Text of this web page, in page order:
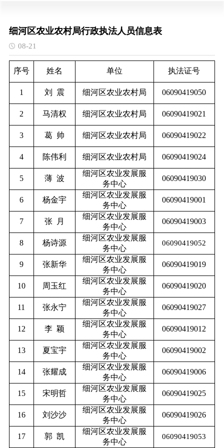
细河区农业农村局行政执法人员信息表
08-21
序号 姓名 单位 执法证号
1 刘 震 细河区农业农村局 06090419050
2 马清权 细河区农业农村局 06090419021
3 葛 帅 细河区农业农村局 06090419022
4 陈伟利 细河区农业农村局 06090419024
5 薄 波
细河区农业发展服
务中心
06090419030
6 杨金宇
细河区农业发展服
务中心
06090419001
7 张 月
细河区农业发展服
务中心
06090419003
8 杨诗源
细河区农业发展服
务中心
06090419052
9 张新华
细河区农业发展服
务中心
06090419019
10 周玉红
细河区农业发展服
务中心
06090419020
11 张永宁
细河区农业发展服
务中心
06090419027
12 李 颖
细河区农业发展服
务中心
06090419012
13 夏宝宇
细河区农业发展服
务中心
06090419002
14 张耀成
细河区农业发展服
务中心
06090419006
15 宋明哲
细河区农业发展服
务中心
06090419025
16 刘沙沙
细河区农业发展服
务中心
06090419026
17 郭 凯
细河区农业发展服
务中心
06090419053